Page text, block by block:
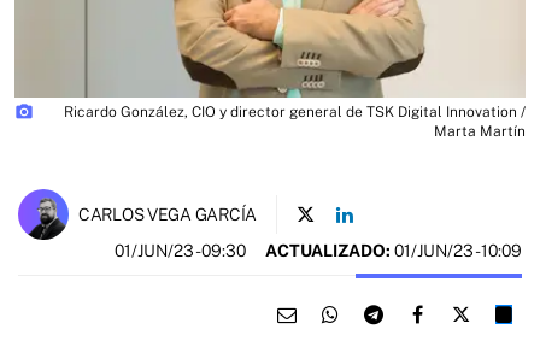
photo_camera
Ricardo González, CIO y director general de TSK Digital Innovation /
Marta Martín
CARLOS VEGA GARCÍA
01/JUN/23- 09:30 ACTUALIZADO: 01/JUN/23 - 10:09